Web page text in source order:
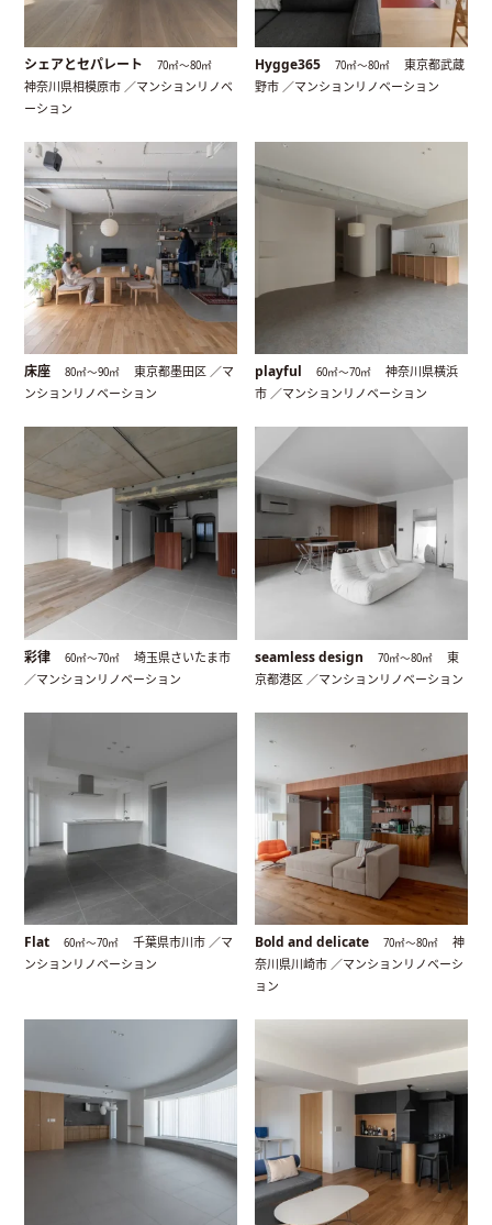
シェアとセパレート 70㎡〜80㎡
神奈川県相模原市 ／マンションリノベ
ーション
Hygge365 70㎡〜80㎡
東京都武蔵
野市 ／マンションリノベーション
床座 80㎡〜90㎡
東京都墨田区 ／マ
ンションリノベーション
playful 60㎡〜70㎡
神奈川県横浜
市 ／マンションリノベーション
彩律 60㎡〜70㎡
埼玉県さいたま市
／マンションリノベーション
seamless design 70㎡〜80㎡
東
京都港区 ／マンションリノベーション
Flat 60㎡〜70㎡
千葉県市川市 ／マ
ンションリノベーション
Bold and delicate 70㎡〜80㎡
神
奈川県川崎市 ／マンションリノベーシ
ョン